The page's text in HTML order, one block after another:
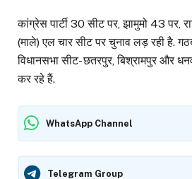
कांग्रेस पार्टी 30 सीट पर, झामुमो 43 पर,
(माले) एल चार सीट पर चुनाव लड़ रही है.
विधानसभा सीट- छतरपुर, बिश्रामपुर और
कर रहे हैं.
WhatsApp Channel
Telegram Group